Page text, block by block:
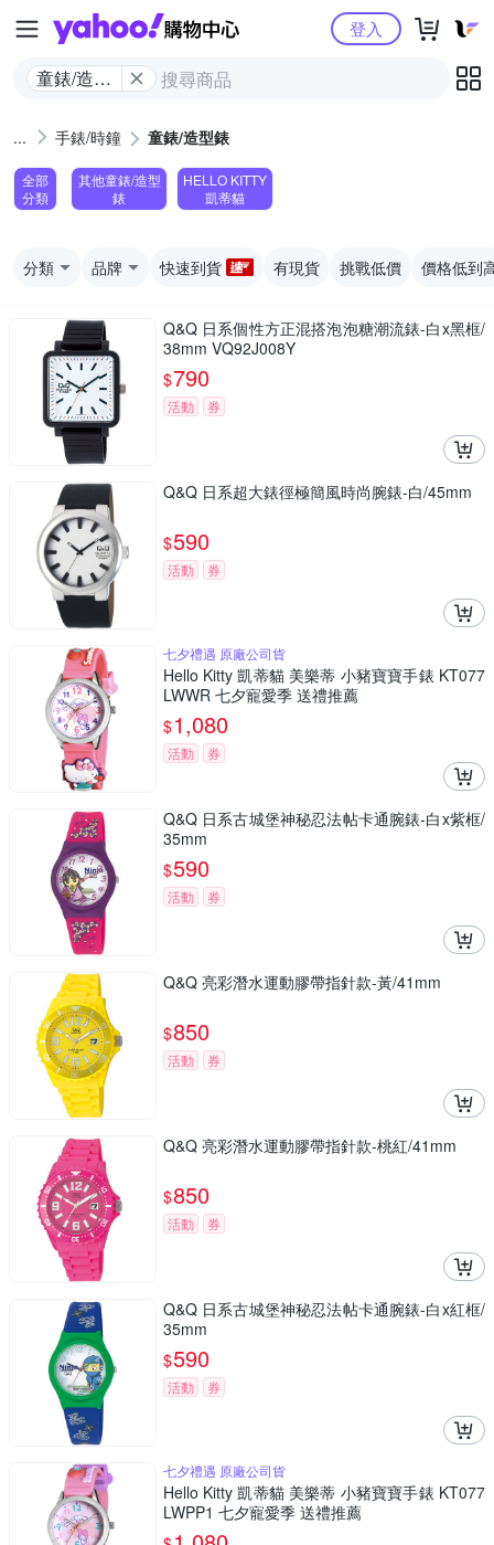
Yahoo購物中心
童錶/造型
登入
手錶/時鐘 童錶/造型錶
全部
分類
其他童錶/造型
錶
HELLO KITTY
凱蒂貓
分類 品牌 快速到貨 有現貨 挑戰低價 價格低到
Q&Q 日系個性方正混搭泡泡糖潮流錶-白x黑框/
38mm VQ92J008Y
$790
活動 券
Q&Q 日系超大錶徑極簡風時尚腕錶-白/45mm
$590
活動 券
七夕禮遇 原廠公司貨
Hello Kitty 凱蒂貓 美樂蒂 小豬寶寶手錶 KT077
LWWR 七夕寵愛季 送禮推薦
$1,080
活動 券
Q&Q 日系古城堡神秘忍法帖卡通腕錶-白x紫框/
35mm
$590
活動 券
Q&Q 亮彩潛水運動膠帶指針款-黃/41mm
$850
活動 券
Q&Q 亮彩潛水運動膠帶指針款-桃紅/41mm
$850
活動 券
Q&Q 日系古城堡神秘忍法帖卡通腕錶-白x紅框/
35mm
$590
活動 券
七夕禮遇 原廠公司貨
Hello Kitty 凱蒂貓 美樂蒂 小豬寶寶手錶 KT077
LWPP1 七夕寵愛季 送禮推薦